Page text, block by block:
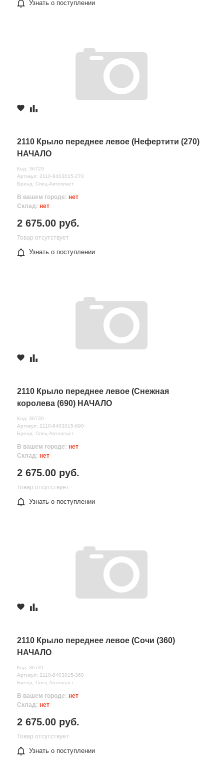
Узнать о поступлении
2110 Крыло переднее левое (Нефертити (270)
НАЧАЛО
Код: 36729
Артикул: 2110-8403015-270
Бренд: Спец-Автопласт
В вашем городе: нет
Склад: нет
2 675.00 руб.
Товар отсутствует
Узнать о поступлении
2110 Крыло переднее левое (Снежная
королева (690) НАЧАЛО
Код: 36730
Артикул: 2110-8403015-690
Бренд: Спец-Автопласт
В вашем городе: нет
Склад: нет
2 675.00 руб.
Товар отсутствует
Узнать о поступлении
2110 Крыло переднее левое (Сочи (360)
НАЧАЛО
Код: 36731
Артикул: 2110-8403015-360
Бренд: Спец-Автопласт
В вашем городе: нет
Склад: нет
2 675.00 руб.
Товар отсутствует
Узнать о поступлении